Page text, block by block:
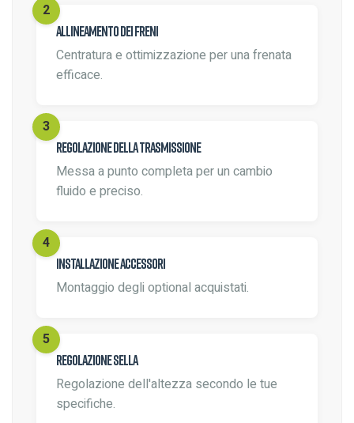
Allineamento dei freni
Centratura e ottimizzazione per una frenata
efficace.
Regolazione della trasmissione
Messa a punto completa per un cambio
fluido e preciso.
Installazione accessori
Montaggio degli optional acquistati.
Regolazione sella
Regolazione dell'altezza secondo le tue
specifiche.